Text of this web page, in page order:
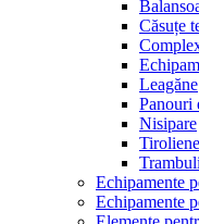
Căsuțe
Leagăne
Panouri
Nisipare
Tiroliene
Echipamente
Echipamente